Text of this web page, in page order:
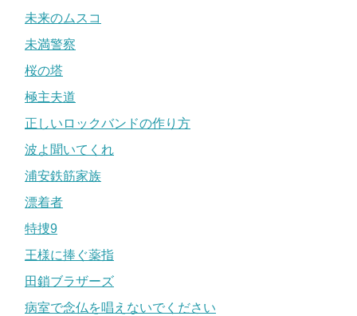
未来のムスコ
未満警察
桜の塔
極主夫道
正しいロックバンドの作り方
波よ聞いてくれ
浦安鉄筋家族
漂着者
特捜9
王様に捧ぐ薬指
田鎖ブラザーズ
病室で念仏を唱えないでください